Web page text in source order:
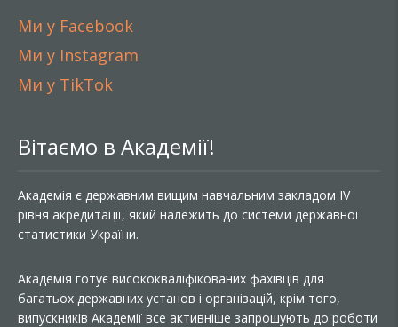
Ми у Facebook
Ми у Instagram
Ми у TikTok
Вітаємо в Академії!
Академія є державним вищим навчальним закладом IV
рівня акредитації, який належить до системи державної
статистики України.
Академія готує висококваліфікованих фахівців для
багатьох державних установ і організацій, крім того,
випускників Академії все активніше запрошують до роботи